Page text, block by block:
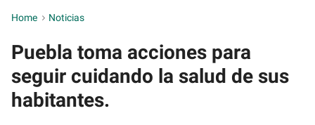
Home > Noticias
Puebla toma acciones para
seguir cuidando la salud de sus
habitantes.